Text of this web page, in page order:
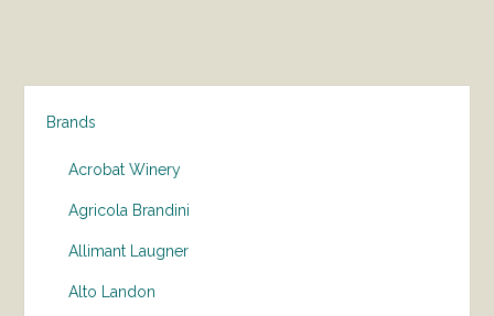
Brands
Acrobat Winery
Agricola Brandini
Allimant Laugner
Alto Landon